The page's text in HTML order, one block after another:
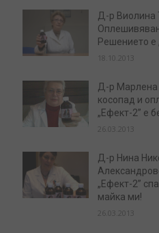
Д-р Виолина
Решението е
18.10.2013
Д-р
косопад и
„Ефект-2” е
26.03.2013
Д-р Нина
„Ефект-2”
майка ми!
26.03.2013